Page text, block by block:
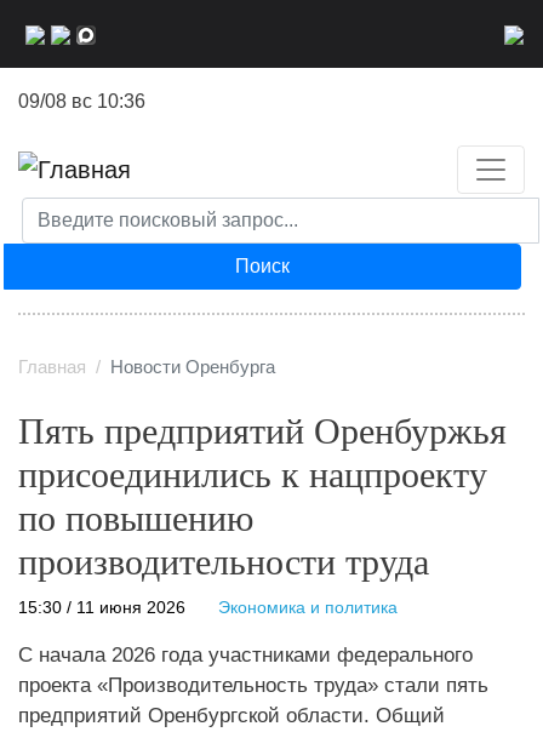
09/08 вс 10:36
Поиск
Главная Новости Оренбурга
Пять предприятий Оренбуржья
присоединились к нацпроекту
по повышению
производительности труда
15:30 / 11 июня 2026 Экономика и политика
С начала 2026 года участниками федерального
проекта «Производительность труда» стали пять
предприятий Оренбургской области. Общий